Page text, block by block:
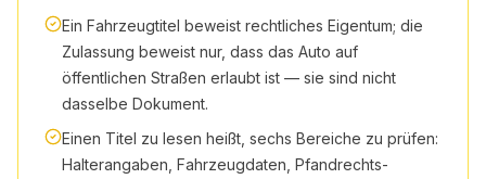
Ein Fahrzeugtitel beweist rechtliches Eigentum; die
Zulassung beweist nur, dass das Auto auf
öffentlichen Straßen erlaubt ist — sie sind nicht
dasselbe Dokument.
Einen Titel zu lesen heißt, sechs Bereiche zu prüfen:
Halterangaben, Fahrzeugdaten, Pfandrechts-